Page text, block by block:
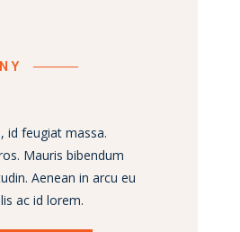
id feugiat massa.
Mauris bibendum
Aenean in arcu eu
ac id lorem.